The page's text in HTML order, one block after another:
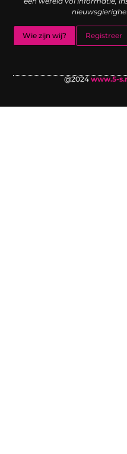
Wie zijn wij? Registreer
@2024www.5-